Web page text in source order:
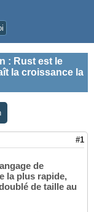
: Rust est le
la croissance la
#1
de
la plus rapide,
de taille au